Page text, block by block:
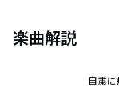
楽曲解説
自粛に